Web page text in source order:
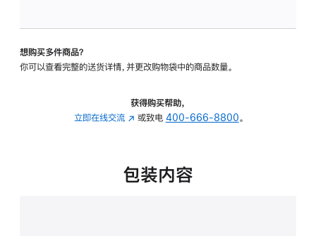
转
的
想购买多件商品？
你可以查看完整的送货详情，并更改购物袋中的商品数量。
获得购买帮助，
立即在线交流 (在
中
或致电 400-666-8800。
包装内容